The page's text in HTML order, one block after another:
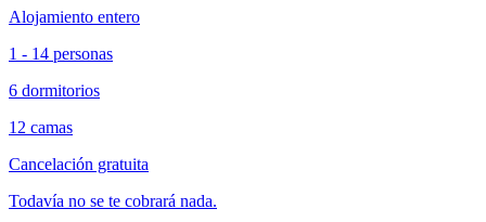
Alojamiento entero
1 - 14 personas
6 dormitorios
12 camas
Cancelación gratuita
Todavía no se te cobrará nada.